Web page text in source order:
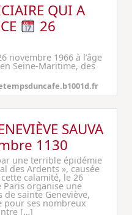
QUI A
26
novembre 1966 à l’âge
Seine-Maritime, des
SAUVA
1130
une terrible épidémie
des Ardents », causée
calamité, le 26
Paris organise une
sainte Geneviève,
pour ses nombreux
[…]